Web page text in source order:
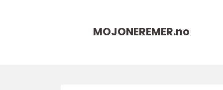
MOJONEREMER.no